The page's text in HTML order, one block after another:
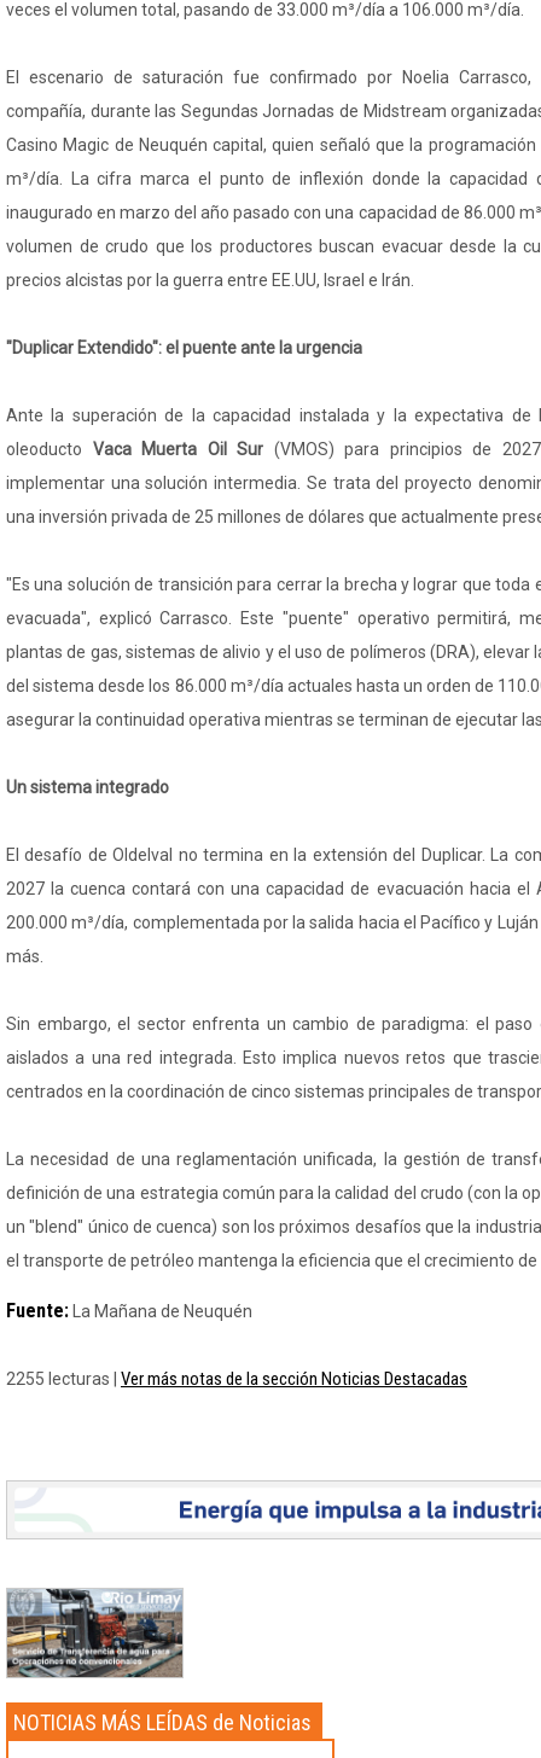
veces el volumen total, pasando de 33.000 m³/día a 106.000 m³/día.
El escenario de saturación fue confirmado por Noelia
compañía, durante las Segundas Jornadas de Midstream
Casino Magic de Neuquén capital, quien señaló que la
m³/día. La cifra marca el punto de inflexión donde la capacidad
inaugurado en marzo del año pasado con una capacidad de 86.000
volumen de crudo que los productores buscan evacuar desde la
precios alcistas por la guerra entre EE.UU, Israel e Irán.
"Duplicar Extendido": el puente ante la urgencia
Ante la superación de la capacidad instalada y la expectativa
oleoducto Vaca Muerta Oil Sur (VMOS) para principios de
implementar una solución intermedia. Se trata del proyecto
una inversión privada de 25 millones de dólares que actualmente
"Es una solución de transición para cerrar la brecha y lograr que toda
evacuada", explicó Carrasco. Este "puente" operativo permitirá,
plantas de gas, sistemas de alivio y el uso de polímeros (DRA), elevar
del sistema desde los 86.000 m³/día actuales hasta un orden de
asegurar la continuidad operativa mientras se terminan de ejecutar
Un sistema integrado
El desafío de Oldelval no termina en la extensión del Duplicar. La
2027 la cuenca contará con una capacidad de evacuación hacia el
200.000 m³/día, complementada por la salida hacia el Pacífico y
más.
Sin embargo, el sector enfrenta un cambio de paradigma: el
aislados a una red integrada. Esto implica nuevos retos que
centrados en la coordinación de cinco sistemas principales de
La necesidad de una reglamentación unificada, la gestión de
definición de una estrategia común para la calidad del crudo (con la
un "blend" único de cuenca) son los próximos desafíos que la
el transporte de petróleo mantenga la eficiencia que el crecimiento
Fuente: La Mañana de Neuquén
2255 lecturas | Ver más notas de la sección Noticias Destacadas
NOTICIAS MÁS LEÍDAS de Noticias
Destacadas